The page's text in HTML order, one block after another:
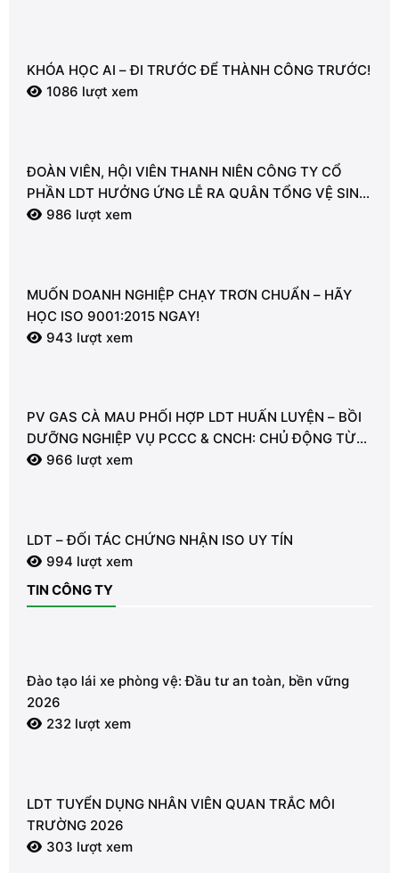
KHÓA HỌC AI – ĐI TRƯỚC ĐỂ THÀNH CÔNG TRƯỚC!
1086 lượt xem
ĐOÀN VIÊN, HỘI VIÊN THANH NIÊN CÔNG TY CỔ
PHẦN LDT HƯỞNG ỨNG LỄ RA QUÂN TỔNG VỆ SINH
MÔI TRƯỜNG
986 lượt xem
MUỐN DOANH NGHIỆP CHẠY TRƠN CHUẨN – HÃY
HỌC ISO 9001:2015 NGAY!
943 lượt xem
PV GAS CÀ MAU PHỐI HỢP LDT HUẤN LUYỆN – BỒI
DƯỠNG NGHIỆP VỤ PCCC & CNCH: CHỦ ĐỘNG TỪ
TỪNG GIÂY VÌ AN TOÀN
966 lượt xem
LDT – ĐỐI TÁC CHỨNG NHẬN ISO UY TÍN
994 lượt xem
TIN CÔNG TY
Đào tạo lái xe phòng vệ: Đầu tư an toàn, bền vững
2026
232 lượt xem
LDT TUYỂN DỤNG NHÂN VIÊN QUAN TRẮC MÔI
TRƯỜNG 2026
303 lượt xem